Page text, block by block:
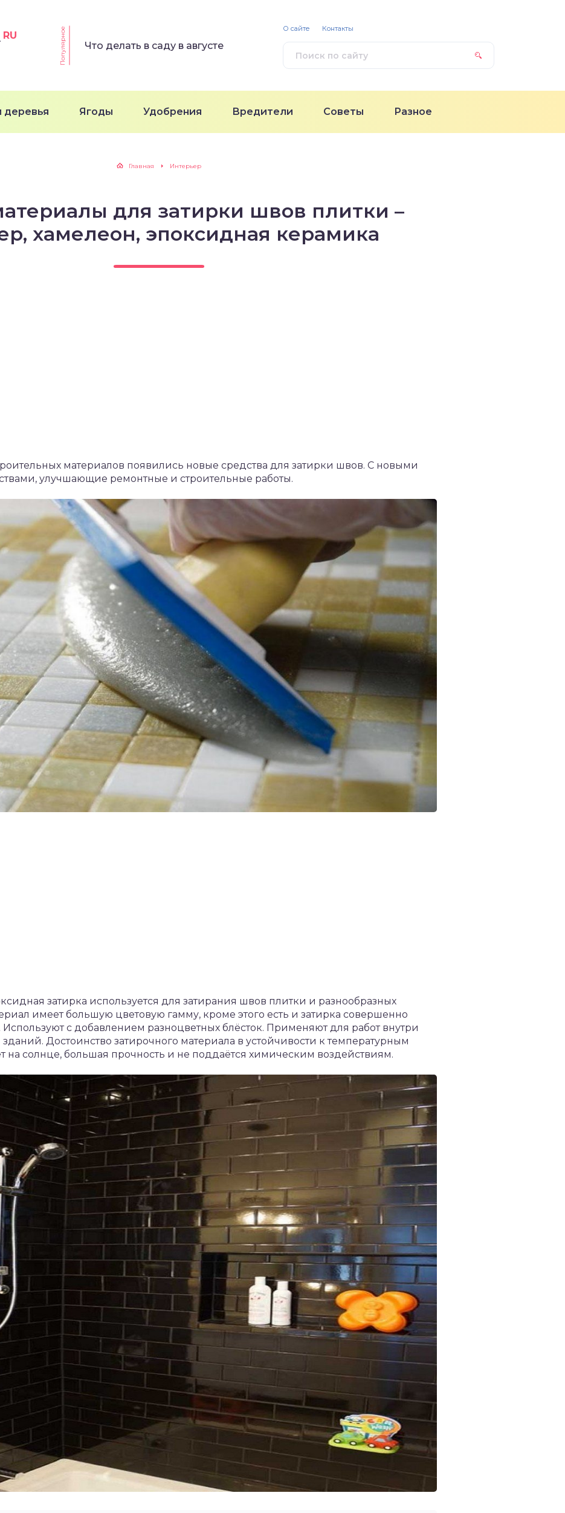
RU Популярное Что делать в саду в августе
деревья Ягоды Удобрения Вредители Советы Разное
О сайте Контакты
Главная Интерьер
для затирки швов плитки –
хамелеон, эпоксидная керамика
материалов появились новые средства для затирки швов. С новыми
улучшающие ремонтные и строительные работы.
затирка используется для затирания швов плитки и разнообразных
имеет большую цветовую гамму, кроме этого есть и затирка совершенно
Используют с добавлением разноцветных блёсток. Применяют для работ внутри
Достоинство затирочного материала в устойчивости к температурным
на солнце, большая прочность и не поддаётся химическим воздействиям.